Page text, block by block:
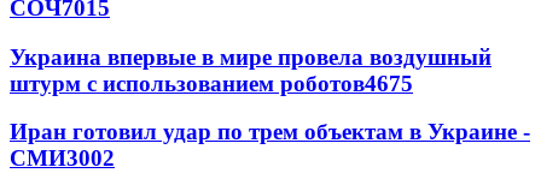
СОЧ7015
Украина впервые в мире провела воздушный
штурм с использованием роботов4675
Иран готовил удар по трем объектам в Украине -
СМИ3002